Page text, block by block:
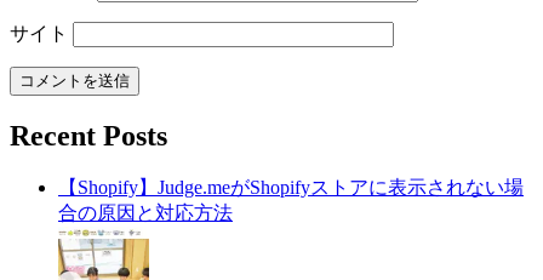
サイト
Recent Posts
【Shopify】Judge.meがShopifyストアに表示されない場
合の原因と対応方法